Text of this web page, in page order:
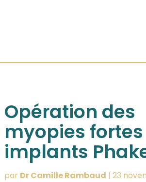
Opération des
myopies
implants
par Dr Camille Rambaud | 23